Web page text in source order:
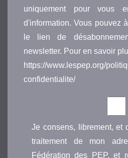
uniquement pour vous
d'information. Vous pouvez
le lien de
newsletter. Pour en savoir
https://www.lespep.org/
confidentialite/
Je consens, librement, et
traitement de mon
Fédération des PEP, et